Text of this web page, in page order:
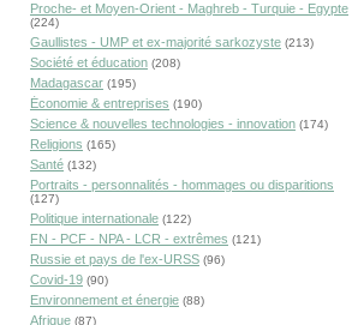
Proche- et Moyen-Orient - Maghreb - Turquie - Egypte
(224)
Gaullistes - UMP et ex-majorité sarkozyste (213)
Société et éducation (208)
Madagascar (195)
Économie & entreprises (190)
Science & nouvelles technologies - innovation (174)
Religions (165)
Santé (132)
Portraits - personnalités - hommages ou disparitions
(127)
Politique internationale (122)
FN - PCF - NPA - LCR - extrêmes (121)
Russie et pays de l'ex-URSS (96)
Covid-19 (90)
Environnement et énergie (88)
Afrique (87)